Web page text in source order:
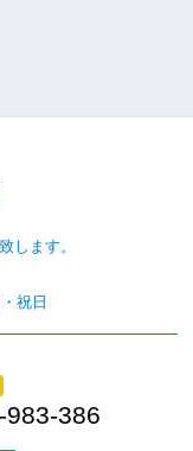
します。
祝日
983-386